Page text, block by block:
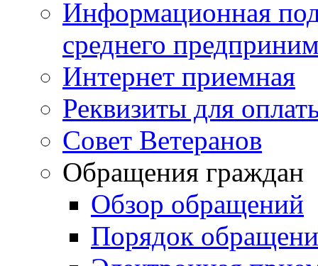
Информационная
среднего
Интернет приемная
Реквизиты для
Совет Ветеранов
Обращения граждан
Обзор обращений
Порядок